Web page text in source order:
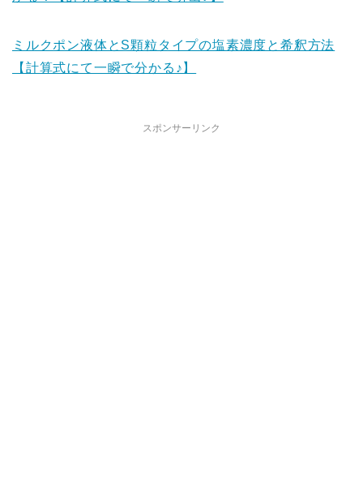
ミルクポン液体とS顆粒タイプの塩素濃度と希釈方法
【計算式にて一瞬で分かる♪】
スポンサーリンク